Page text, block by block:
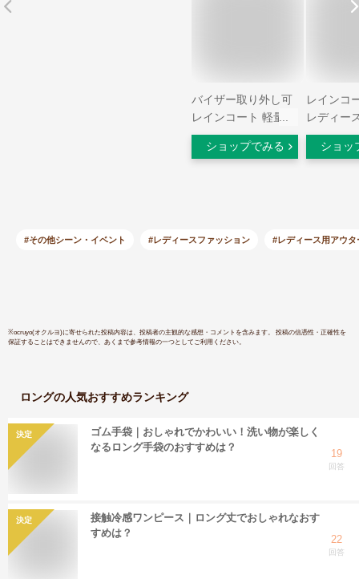
バイザー取り外し可
レインコート 軽量
自転車 袖付き レイ
ンポンチョ ポンチョ
ジュ 男女兼用 クリ
ショップでみる
レインコ
レディー
自転車 デ
イルレイ
学 オシャ
ショッ
#その他シーン・イベント #レディースファッション #レディース用アウタ
※ocruyo(オクルヨ)に寄せられた投稿内容は、投稿者の主観的な感想・コメントを含みます。 投稿の信憑性・正確性を
保証することはできませんので、あくまで参考情報の一つとしてご利用ください。
ロングの人気おすすめランキング
決定
ゴム手袋｜おしゃれでかわいい！洗い物が楽しく
なるロング手袋のおすすめは？
19
回答
決定
接触冷感ワンピース｜ロング丈でおしゃれなおす
すめは？
22
回答